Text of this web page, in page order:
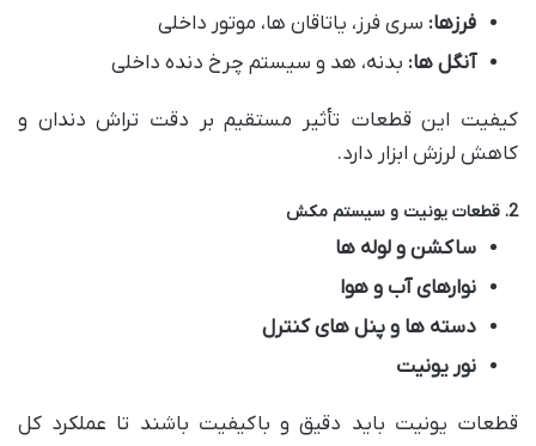
فرزها: سری فرز، یاتاقان ها، موتور داخلی
آنگل ها: بدنه، هد و سیستم چرخ دنده داخلی
کیفیت این قطعات تأثیر مستقیم بر دقت تراش دندان و
کاهش لرزش ابزار دارد.
2. قطعات یونیت و سیستم مکش
ساکشن و لوله ها
نوارهای آب و هوا
دسته ها و پنل های کنترل
نور یونیت
قطعات یونیت باید دقیق و باکیفیت باشند تا عملکرد کل